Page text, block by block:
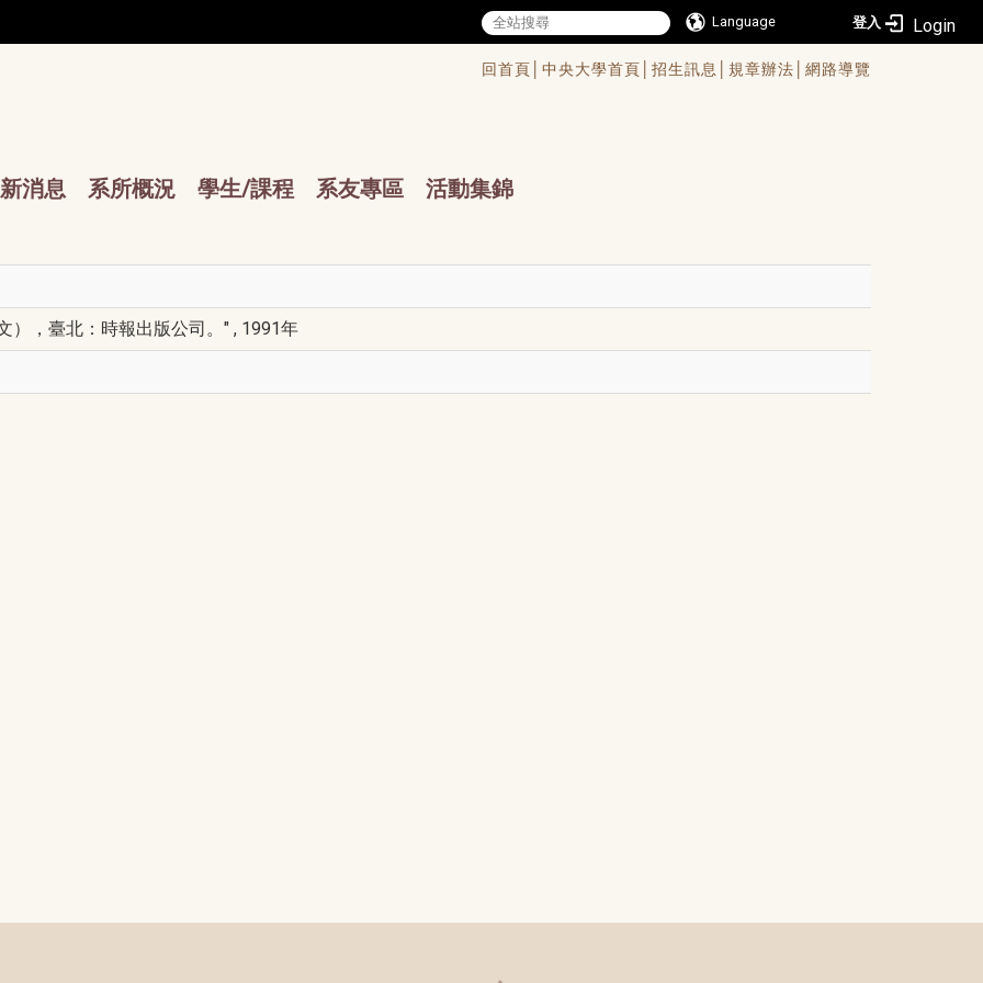
Language 登入
回首頁│ 中央大學首頁│ 招生訊息│ 規章辦法│ 網路導覽
消息 系所概況 學生/課程 系友專區 活動集錦
），臺北：時報出版公司。" , 1991年